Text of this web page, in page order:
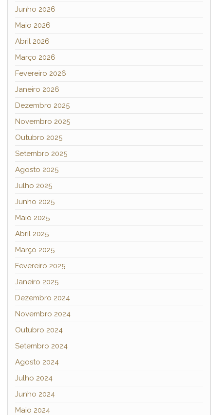
Junho 2026
Maio 2026
Abril 2026
Março 2026
Fevereiro 2026
Janeiro 2026
Dezembro 2025
Novembro 2025
Outubro 2025
Setembro 2025
Agosto 2025
Julho 2025
Junho 2025
Maio 2025
Abril 2025
Março 2025
Fevereiro 2025
Janeiro 2025
Dezembro 2024
Novembro 2024
Outubro 2024
Setembro 2024
Agosto 2024
Julho 2024
Junho 2024
Maio 2024